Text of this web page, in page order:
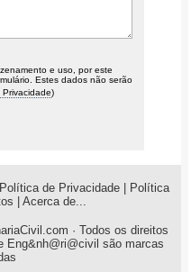
e uso, por este
Estes dados não serão
)
Política de Privacidade
Política
Acerca de...
· Todos os direitos
Eng&nh@ri@civil são marcas